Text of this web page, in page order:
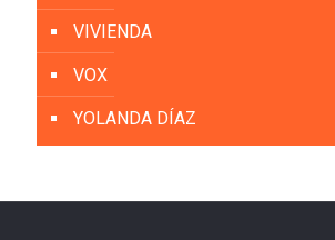
VIVIENDA
VOX
YOLANDA DÍAZ